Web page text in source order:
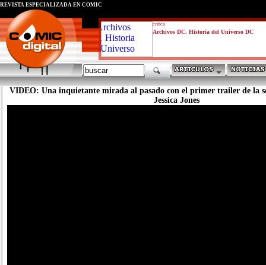
critica
Archivos DC. Historia del Universo DC
REVISTA ESPECIALIZADA EN CÓMIC
VIDEO: Una inquietante mirada al pasado con el primer trailer de la
Jessica Jones